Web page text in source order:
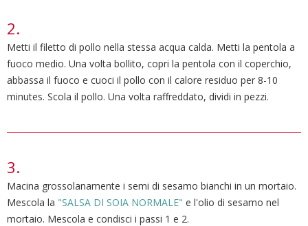
Metti il filetto di pollo nella stessa acqua calda. Metti la pentola a
fuoco medio. Una volta bollito, copri la pentola con il coperchio,
abbassa il fuoco e cuoci il pollo con il calore residuo per 8-10
minutes. Scola il pollo. Una volta raffreddato, dividi in pezzi.
Macina grossolanamente i semi di sesamo bianchi in un mortaio.
Mescola la "SALSA DI SOIA NORMALE" e l'olio di sesamo nel
mortaio. Mescola e condisci i passi 1 e 2.